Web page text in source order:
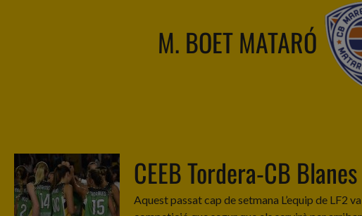
M. BOET MATARÓ
CEEB Tordera-CB
Aquest passat cap de setmana L’equip de LF2